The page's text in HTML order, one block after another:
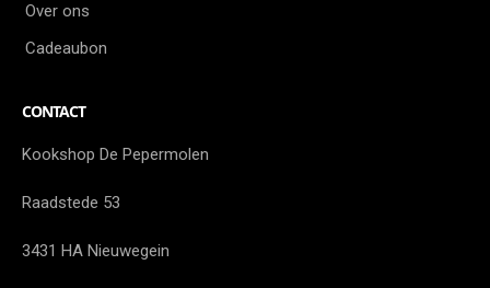
Over ons
Cadeaubon
CONTACT
Kookshop De Pepermolen
Raadstede 53
3431 HA Nieuwegein